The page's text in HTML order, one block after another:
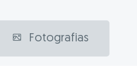
Fotografias